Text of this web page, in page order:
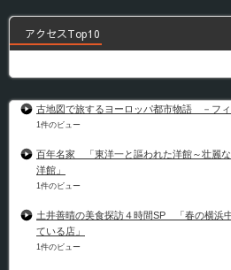
アクセスTop10
古地図で旅するヨーロッパ都市物語 －フィ
1件のビュー
百年名家 「東洋一と謳われた洋館～壮麗
洋館」
1件のビュー
土井善晴の美食探訪４時間SP 「春の横浜
ている店」
1件のビュー